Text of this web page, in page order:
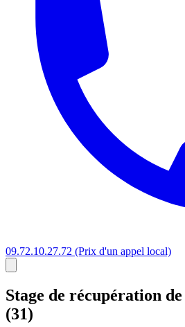
09.72.10.27.72 (Prix d'un appel local)
Stage de récupération
(31)